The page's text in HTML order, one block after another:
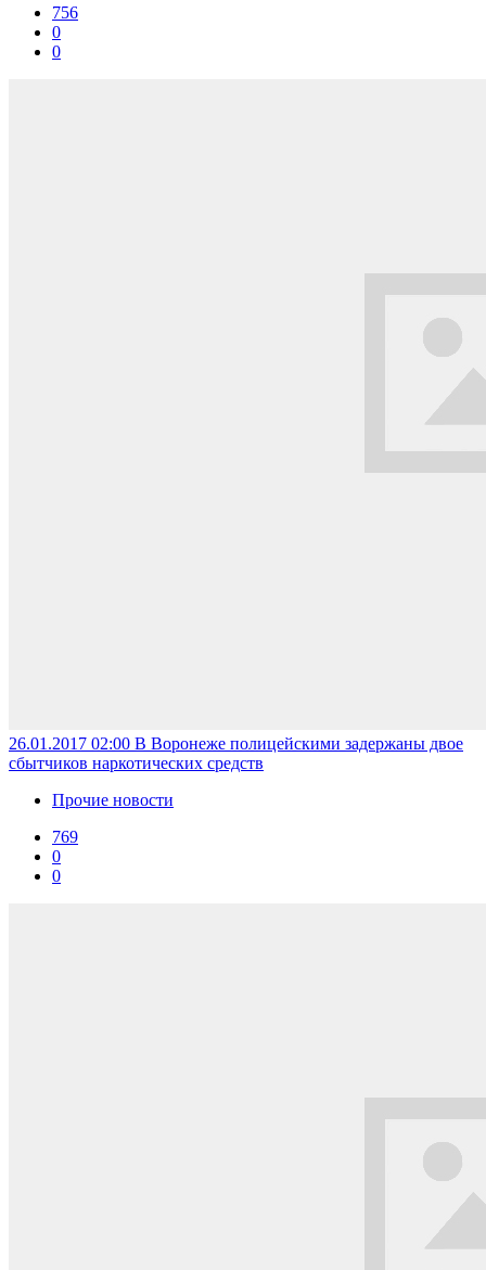
756
0
0
26.01.2017 02:00 В Воронеже полицейскими задержаны двое
сбытчиков наркотических средств
Прочие новости
769
0
0